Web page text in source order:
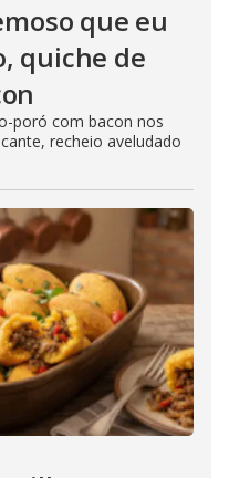
que eu
quiche de
poró com bacon nos
recheio aveludado